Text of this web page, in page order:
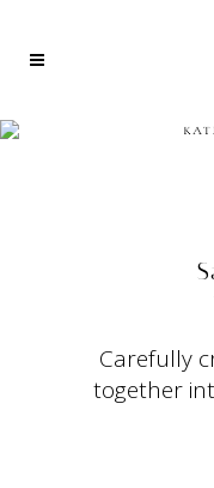
Carefully
together